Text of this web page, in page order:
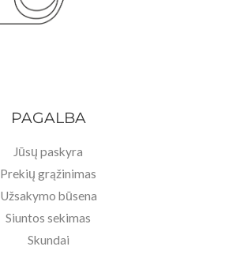
PAGALBA
Jūsų paskyra
Prekių grąžinimas
Užsakymo būsena
Siuntos sekimas
Skundai